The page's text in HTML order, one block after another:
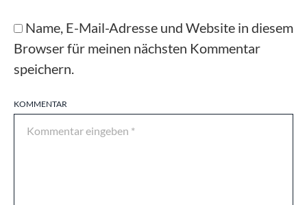
KOMMENTAR
Name, E-Mail-Adresse und Website in diesem
Browser für meinen nächsten Kommentar
speichern.